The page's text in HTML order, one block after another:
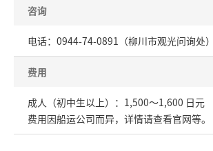
咨询
电话：0944-74-0891（柳川市观光问询处）
费用
成人（初中生以上）：1,500～1,600 日元
费用因船运公司而异，详情请查看官网等。